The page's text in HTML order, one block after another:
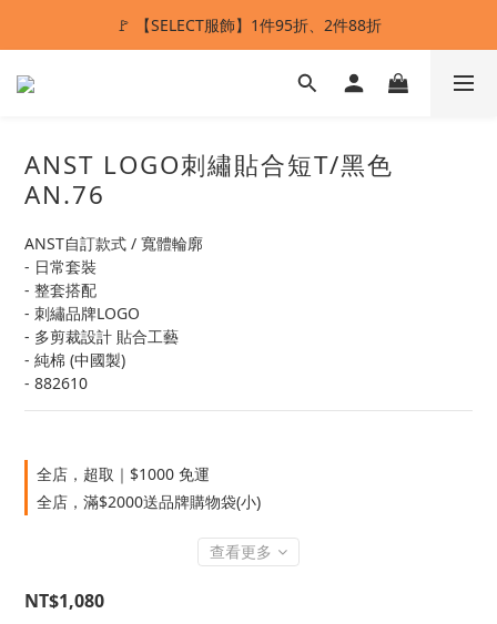
ANSTMADE｜任兩件送5%購物金💰
🚩 【SELECT服飾】1件95折、2件88折
多重好禮滿額贈🔥
ANST LOGO刺繡貼合短T/黑色
AN.76
ANST自訂款式 / 寬體輪廓
- 日常套裝
- 整套搭配
- 刺繡品牌LOGO
- 多剪裁設計 貼合工藝
- 純棉 (中國製)
- 882610
全店，超取｜$1000 免運
全店，滿$2000送品牌購物袋(小)
查看更多
NT$1,080